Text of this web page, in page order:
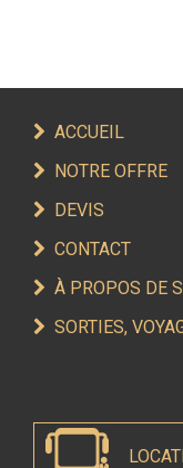
ACCUEIL
NOTRE OFFRE
DEVIS
CONTACT
À PROPOS DE
SORTIES,